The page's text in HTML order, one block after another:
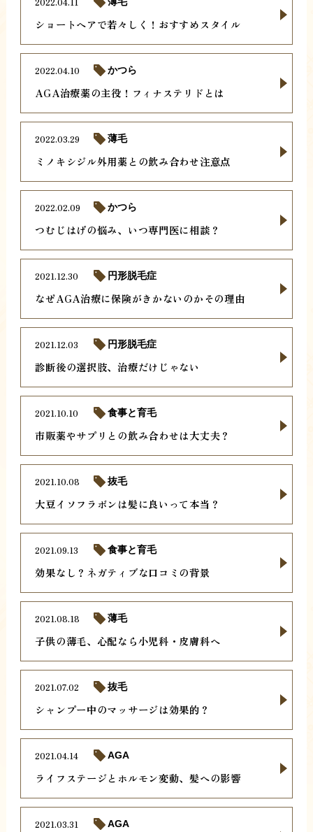
ショートヘアで若々しく！おすすめスタイル
AGA治療薬の主役！フィナステリドとは
2022.04.10 かつら
ミノキシジル外用薬との飲み合わせ注意点
2022.03.29 薄毛
つむじはげの悩み、いつ専門医に相談？
2022.02.09 かつら
なぜAGA治療に保険がきかないのかその理由
2021.12.30 円形脱毛症
診断後の選択肢、治療だけじゃない
2021.12.03 円形脱毛症
市販薬やサプリとの飲み合わせは大丈夫？
2021.10.10 食事と育毛
大豆イソフラボンは髪に良いって本当？
2021.10.08 抜毛
効果なし？ネガティブな口コミの背景
2021.09.13 食事と育毛
子供の薄毛、心配なら小児科・皮膚科へ
2021.08.18 薄毛
シャンプー中のマッサージは効果的？
2021.07.02 抜毛
ライフステージとホルモン変動、髪への影響
2021.04.14 AGA
2021.03.31 AGA